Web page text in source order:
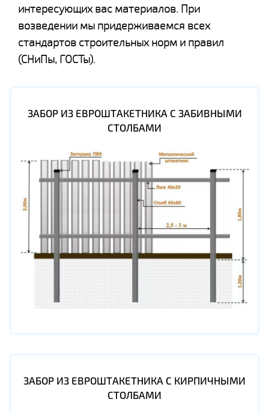
интересующих вас материалов. При
возведении мы придерживаемся всех
стандартов строительных норм и правил
(СНиПы, ГОСТы).
ЗАБОР ИЗ ЕВРОШТАКЕТНИКА С ЗАБИВНЫМИ
СТОЛБАМИ
ЗАБОР ИЗ ЕВРОШТАКЕТНИКА С КИРПИЧНЫМИ
СТОЛБАМИ